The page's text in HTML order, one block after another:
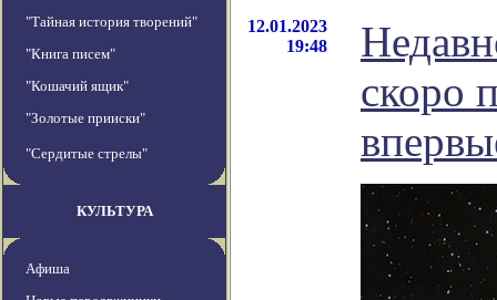
"Тайная история творений"
"Книга писем"
"Кошачий ящик"
"Золотые прииски"
"Сердитые стрелы"
КУЛЬТУРА
Афиша
12.01.2023
19:48
скоро